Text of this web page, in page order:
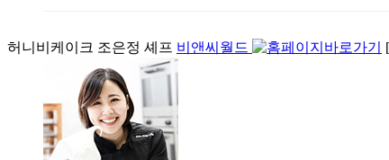
허니비케이크 조은정 셰프 비앤씨월드